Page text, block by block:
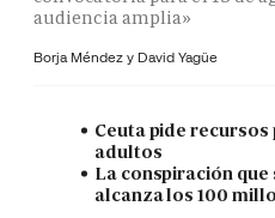
audiencia amplia»
Borja Méndez y David Yagüe
Ceuta pide recursos
adultos
La conspiración
alcanza los 100